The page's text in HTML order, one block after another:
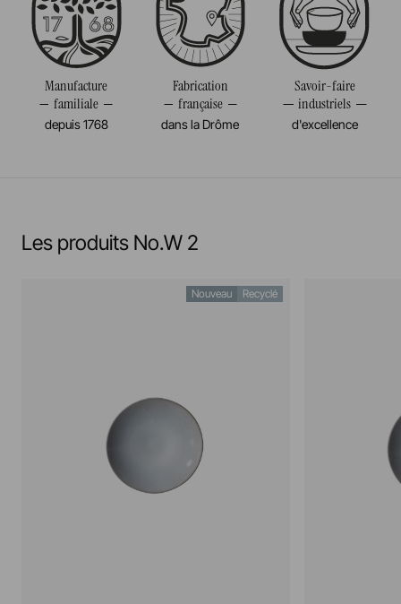
Résiste au congélateur et aux chocs thermiques
(-20°c)
Pas de cuisson à la flamme, ni gaz, ni électrique
Diamètre 7CM
Volume 10CL
Poids 0,130KG
Manufacture
familiale
depuis 1768
Fabrication
française
dans la Drôme
Savoir-faire
industriels
d'excellence
Les produits No.W 2
Nouveau Recyclé